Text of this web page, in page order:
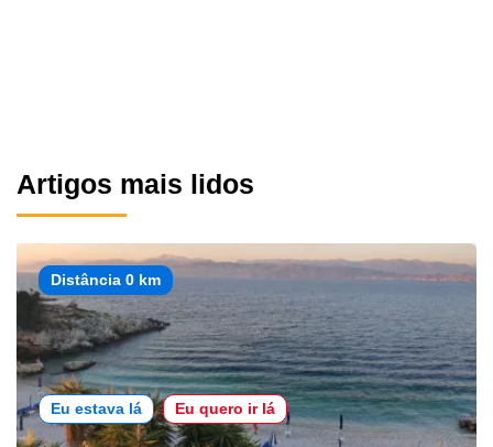
Artigos mais lidos
Distância 0 km
Eu estava lá Eu quero ir lá